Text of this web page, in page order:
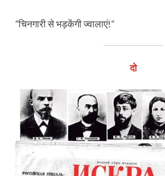
”चिनगारी से भड़केंगी ज्वालाएं!”
दो